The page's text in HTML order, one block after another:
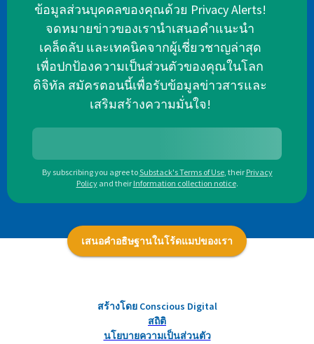
ข้อมูลส่วนบุคคลของคุณด้วย Privacy Alerts!
จดหมายข่าวของเรานำเสนอคำแนะนำ
เคล็ดลับ และเทคนิคจากผู้เชี่ยวชาญล่าสุด
เพื่อปกป้องความเป็นส่วนตัวของคุณในโลก
ดิจิทัล สมัครตอนนี้เพื่อรับข้อมูลข่าวสารและ
เสริมสร้างความมั่นใจ!
By subscribing you agree toSubstack's Terms of Use, their Privacy
Policy and their Information collection notice.
เสนอคำอธิษฐานในโร้ดแมปของเรา
สร้างโดย Conscious Digital
สถิติ
นโยบายความเป็นส่วนตัว